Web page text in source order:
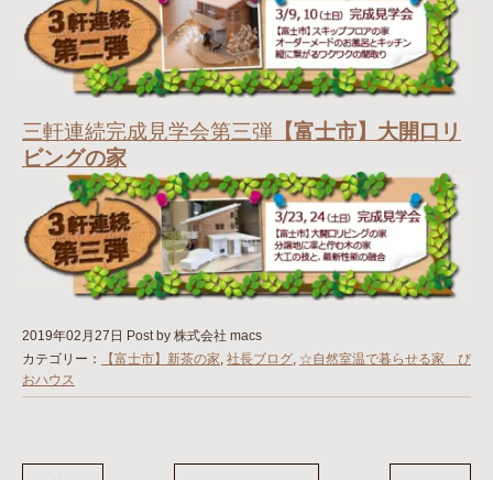
三軒連続完成見学会第三弾 【富士市】大開口リ
ビングの家
2019年02月27日 Post by 株式会社 macs
カテゴリー：
【富士市】新茶の家, 社長ブログ, ☆自然室温で暮らせる家 び
おハウス